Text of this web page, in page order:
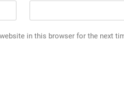
in this browser for the next